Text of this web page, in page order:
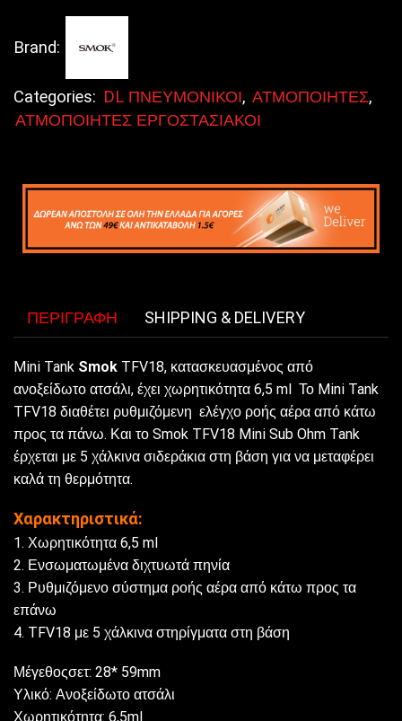
Brand:
Categories: DL ΠΝΕΥΜΟΝΙΚΟΙ, ΑΤΜΟΠΟΙΗΤΕΣ,
ΑΤΜΟΠΟΙΗΤΕΣ ΕΡΓΟΣΤΑΣΙΑΚΟΙ
ΠΕΡΙΓΡΑΦΉ SHIPPING & DELIVERY
Mini Tank Smok TFV18, κατασκευασμένος από
ανοξείδωτο ατσάλι, έχει χωρητικότητα 6,5 ml Το Mini Tank
TFV18 διαθέτει ρυθμιζόμενη ελέγχο ροής αέρα από κάτω
προς τα πάνω. Και το Smok TFV18 Mini Sub Ohm Tank
έρχεται με 5 χάλκινα σιδεράκια στη βάση για να μεταφέρει
καλά τη θερμότητα.
Χαρακτηριστικά:
1. Χωρητικότητα 6,5 ml
2. Ενσωματωμένα διχτυωτά πηνία
3. Ρυθμιζόμενο σύστημα ροής αέρα από κάτω προς τα
επάνω
4. TFV18 με 5 χάλκινα στηρίγματα στη βάση
Μέγεθοςσετ: 28* 59mm
Υλικό: Ανοξείδωτο ατσάλι
Χωρητικότητα: 6,5ml